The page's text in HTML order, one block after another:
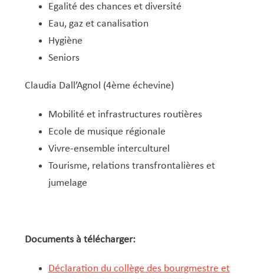
Egalité des chances et diversité
Eau, gaz et canalisation
Hygiène
Seniors
Claudia Dall’Agnol (4ème échevine)
Mobilité et infrastructures routières
Ecole de musique régionale
Vivre-ensemble interculturel
Tourisme, relations transfrontalières et
jumelage
Documents à télécharger:
Déclaration du collège des bourgmestre et